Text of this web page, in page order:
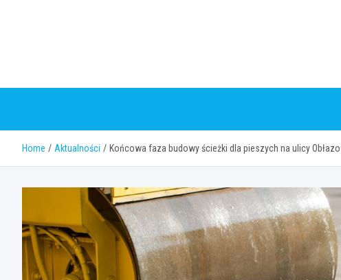
Home Aktualności Końcowa faza budowy ścieżki dla pieszych na ulicy